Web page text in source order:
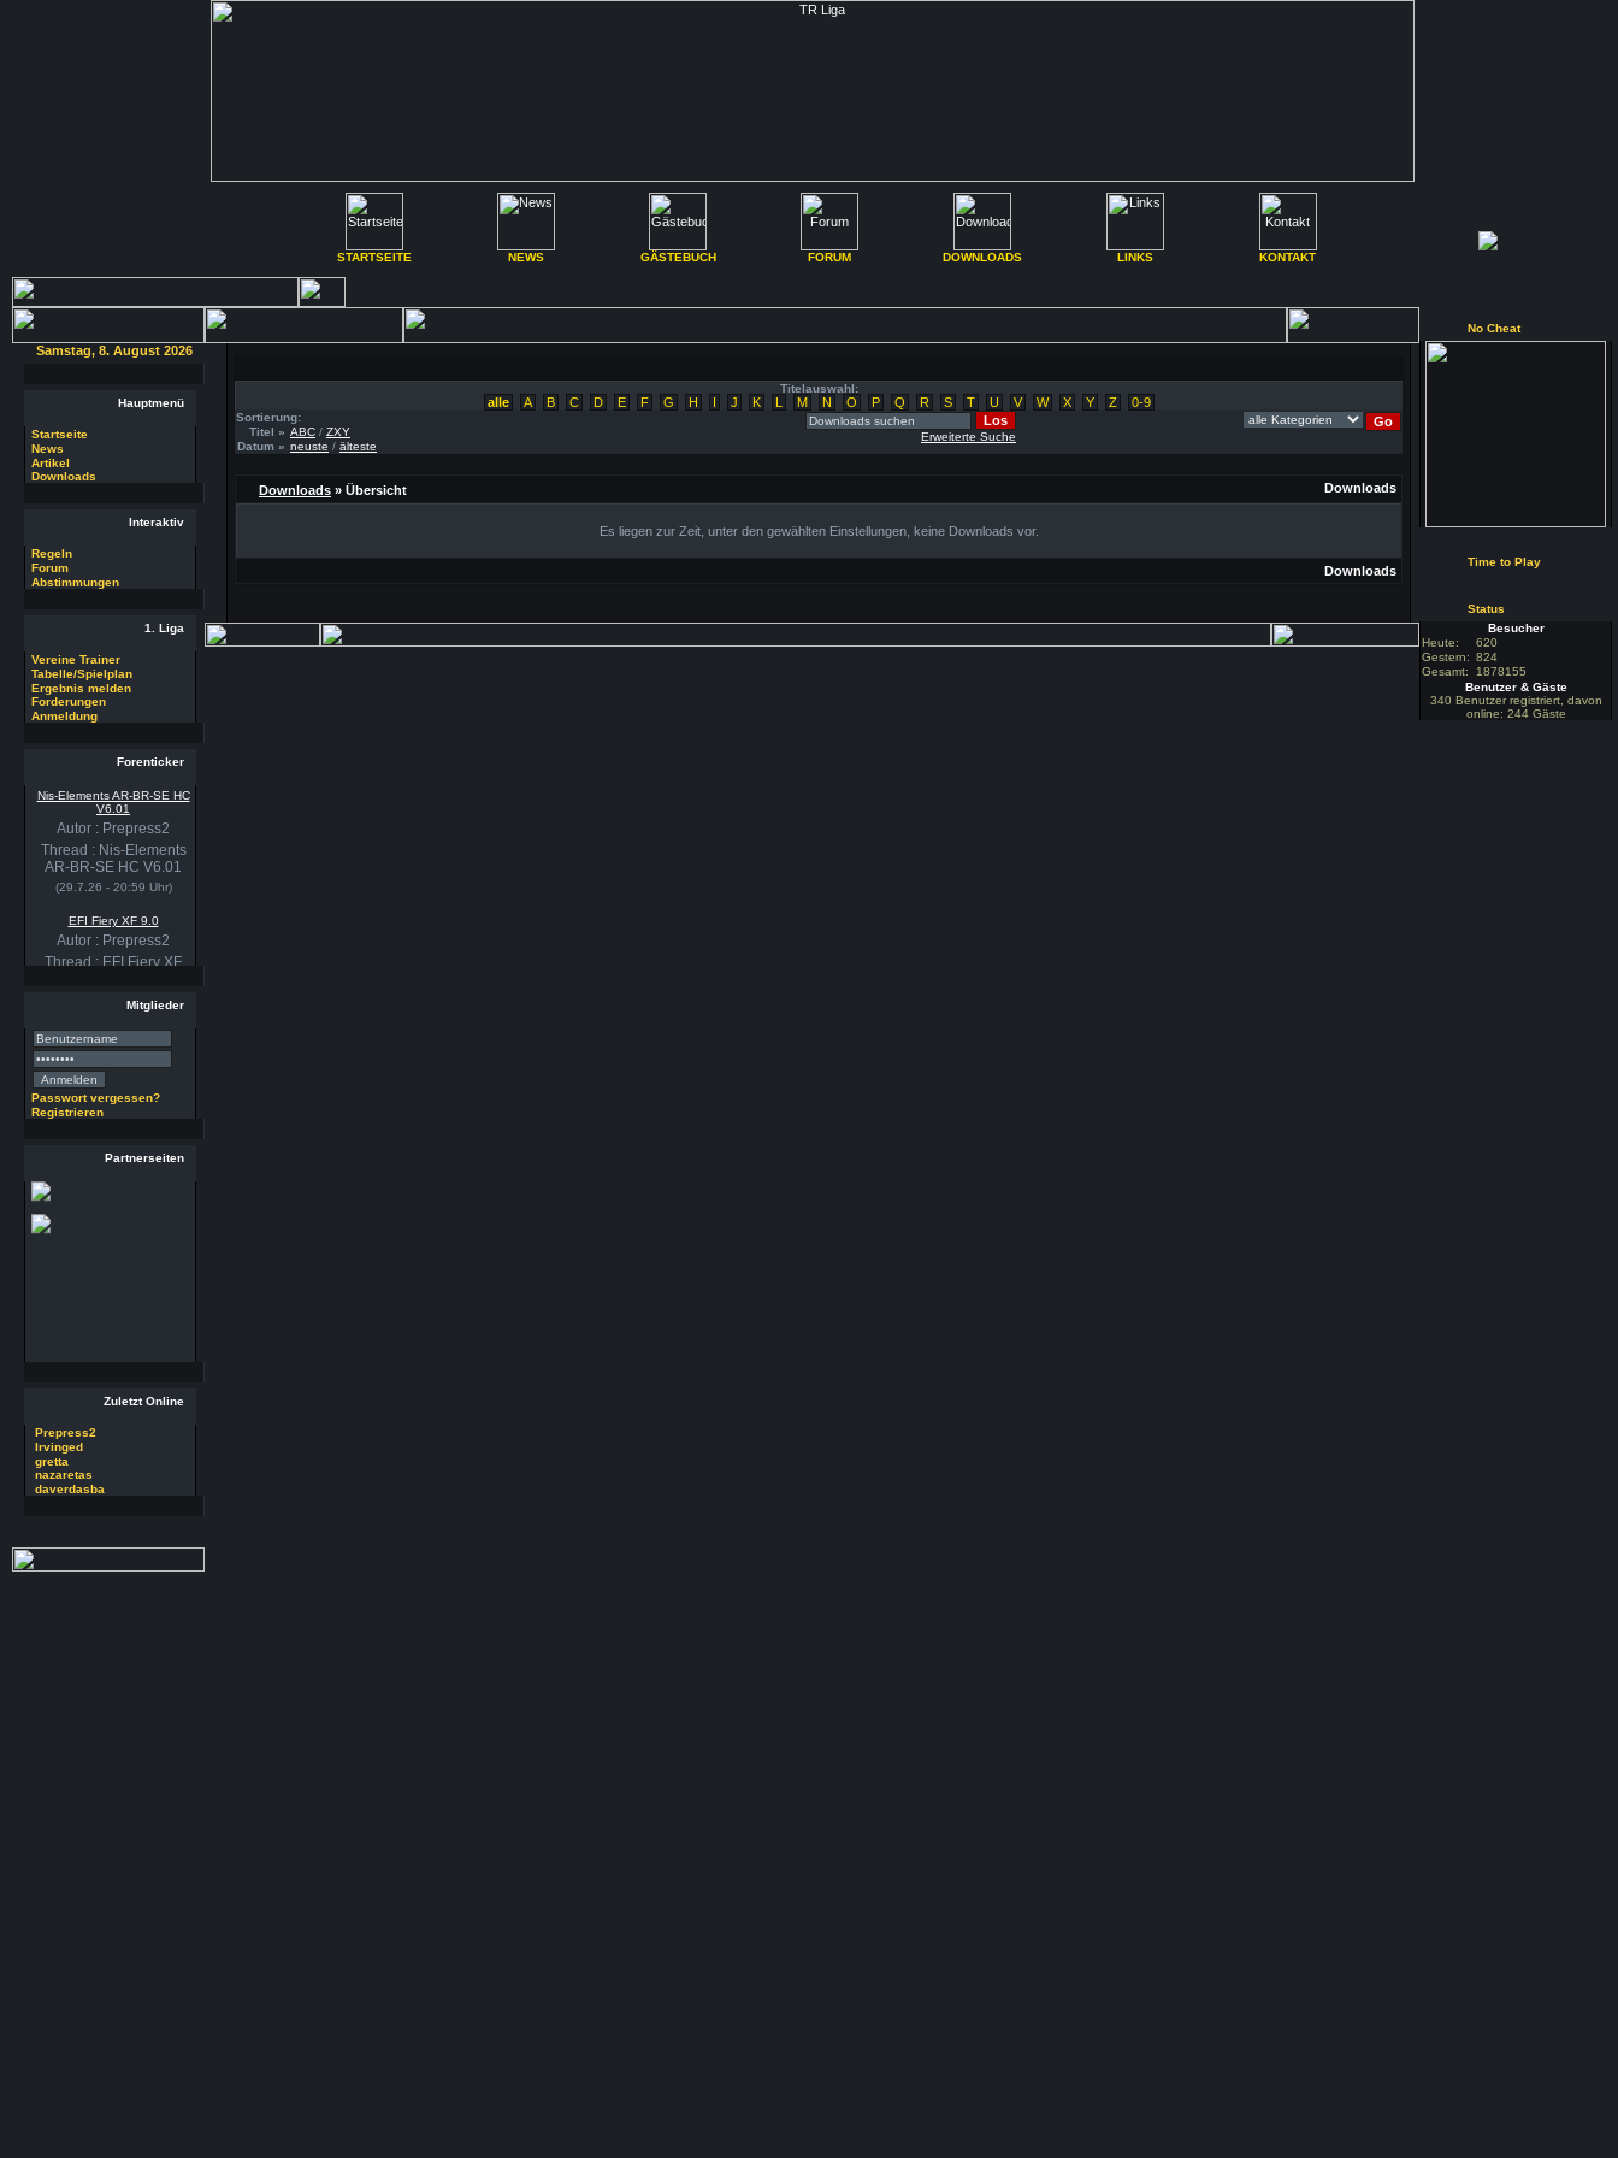
STARTSEITE NEWS GÄSTEBUCH FORUM DOWNLOADS LINKS KONTAKT
Samstag, 8. August 2026
Hauptmenü
Startseite
News
Artikel
Downloads
Interaktiv
Regeln
Forum
Abstimmungen
1. Liga
Vereine Trainer
Tabelle/Spielplan
Ergebnis melden
Forderungen
Anmeldung
Forenticker
V6.01
Autor : Prepress2
Thread : Nis-Elements
AR-BR-SE HC V6.01
Autor : Prepress2
Thread : EFI Fiery XF
9.0
Autor : Prepress2
Thread : PSSE 36.3.1
(29.7.26 - 20:58 Uhr)
29 RSoft v2025
Thread : 29 RSoft
Mitglieder
Passwort vergessen?
Registrieren
Partnerseiten
Zuletzt Online
Prepress2
Irvinged
gretta
nazaretas
daverdasba
Titelauswahl:
alle A B C D E F G H I J K L M N O P Q R S T U V W X Y Z 0-9
Sortierung:
Titel » ABC / ZXY
Datum » neuste / älteste
Erweiterte Suche
Downloads » Übersicht Downloads
Es liegen zur Zeit, unter den gewählten Einstellungen, keine Downloads vor.
Downloads
No Cheat
Time to Play
Status
Besucher
Heute:
620
Gestern: 824
Gesamt:
1878155
Benutzer & Gäste
340 Benutzer registriert, davon
online: 244 Gäste